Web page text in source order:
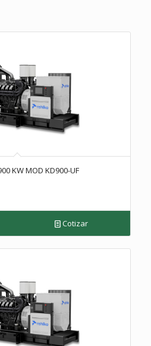
KW MOD KD900-UF
Cotizar